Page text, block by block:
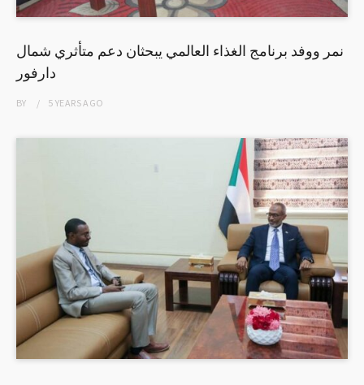
نمر ووفد برنامج الغذاء العالمي يبحثان دعم متأثري شمال
دارفور
BY 5 YEARSAGO